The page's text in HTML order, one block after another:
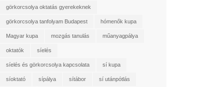
görkorcsolya oktatás gyerekeknek
görkorcsolya tanfolyam Budapest hómenők kupa
Magyar kupa mozgás tanulás műanyagpálya
oktatók síelés
síelés és görkorcsolya kapcsolata sí kupa
síoktató sípálya sítábor sí utánpótlás